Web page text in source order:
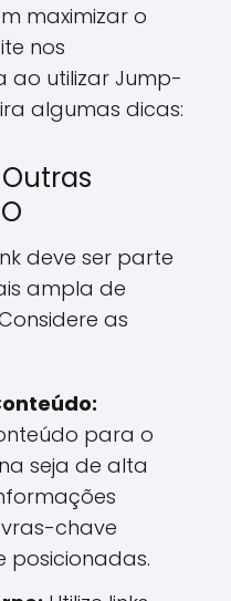
maximizar o
nos
ao utilizar Jump-
algumas dicas:
deve ser parte
ampla de
as
para o
seja de alta
chave
posicionadas.